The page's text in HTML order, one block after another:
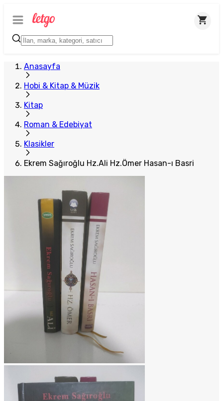
Anasayfa
Hobi & Kitap & Müzik
Kitap
Roman & Edebiyat
Klasikler
Ekrem Sağıroğlu Hz.Ali Hz.Ömer Hasan-ı Basri
Plus Satıcı